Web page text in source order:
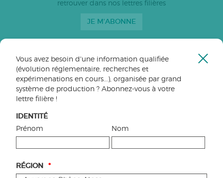
Porcs
Volailles
Apiculture
retrouver dans nos lettres filières
JE M'ABONNE
SUIVEZ-NOUS
Retrouvez-nous sur
Vous avez besoin d'une information qualifiée
(évolution réglementaire, recherches et
expérimenations en cours...), organisée par grand
système de production ? Abonnez-vous à votre
lettre filière !
IDENTITÉ
Prénom
Nom
RÉGION *